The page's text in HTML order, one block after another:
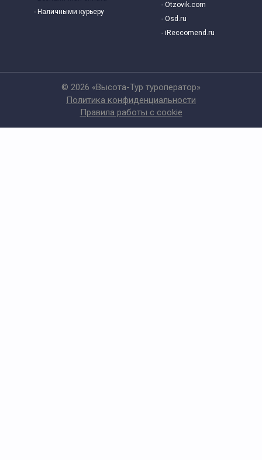
- Наличными курьеру
- Otzovik.com
- Osd.ru
- iReccomend.ru
© 2026 «Высота-Тур туроператор»
Политика конфиденциальности
Правила работы с cookie